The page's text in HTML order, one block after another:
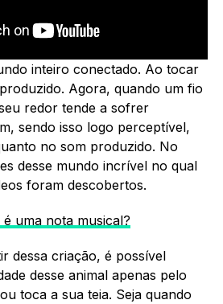
inteiro conectado. Ao tocar
Agora, quando um fio
redor tende a sofrer
sendo isso logo perceptível,
no som produzido. No
desse mundo incrível no qual
foram descobertos.
é uma nota musical?
dessa criação, é possível
desse animal apenas pelo
toca a sua teia. Seja quando